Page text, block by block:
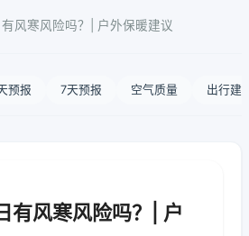
风寒风险吗？| 户外保暖建议
预报 7天预报 空气质量 出行建
有风寒风险吗？| 户